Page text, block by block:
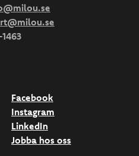
Facebook
Instagram
LinkedIn
Jobba hos oss